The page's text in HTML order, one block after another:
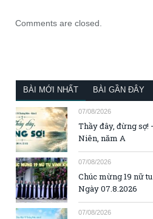
Comments are closed.
BÀI MỚI NHẤT BÀI GẦN ĐÂY
07/08/2026
Thầy đây, đừng sợ!
Niên, năm A
07/08/2026
Chúc mừng 19 nữ
Ngày 07.8.2026
07/08/2026